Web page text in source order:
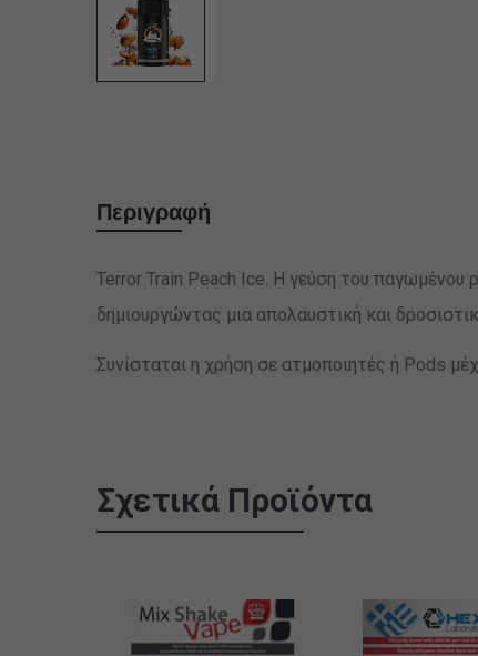
Περιγραφή
Terror Train Peach Ice. Η γεύση του παγωμένου
δημιουργώντας μια απολαυστική και
Συνίσταται η χρήση σε ατμοποιητές ή Pods
Σχετικά Προϊόντα